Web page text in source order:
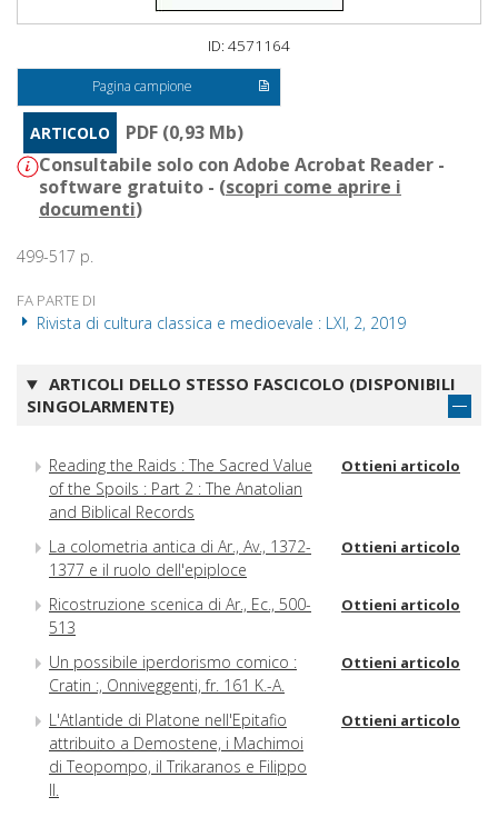
ID: 4571164
Pagina campione
ARTICOLO
PDF (0,93 Mb)
Consultabile solo con Adobe Acrobat Reader -
software gratuito - (scopri come aprire i
documenti)
499-517 p.
FA PARTE DI
Rivista di cultura classica e medioevale : LXI, 2, 2019
ARTICOLI DELLO STESSO FASCICOLO (DISPONIBILI
SINGOLARMENTE)
Reading the Raids : The Sacred Value
of the Spoils : Part 2 : The Anatolian
and Biblical Records
Ottieni articolo
La colometria antica di Ar., Av., 1372-
1377 e il ruolo dell'epiploce
Ottieni articolo
Ricostruzione scenica di Ar., Ec., 500-
513
Ottieni articolo
Un possibile iperdorismo comico :
Cratin :, Onniveggenti, fr. 161 K.-A.
Ottieni articolo
L'Atlantide di Platone nell'Epitafio
attribuito a Demostene, i Machimoi
di Teopompo, il Trikaranos e Filippo
II.
Ottieni articolo